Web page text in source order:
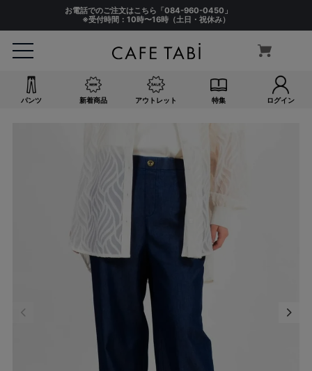
お電話でのご注文はこちら「084-960-0450 」
※受付時間：10時〜16時（土日・祝休み）
パンツ 新着商品 アウトレット 特集 ログイン